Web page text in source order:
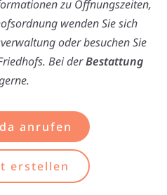
zu Öffnungszeiten,
wenden Sie sich
oder besuchen Sie
Bei derBestattung
anrufen
erstellen